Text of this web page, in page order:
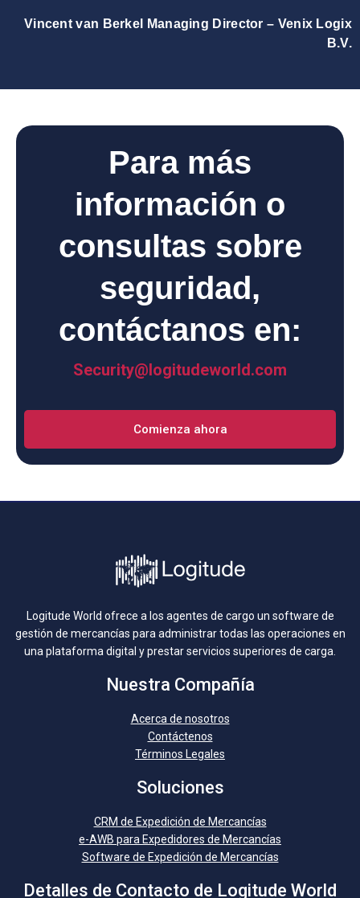
Vincent van Berkel
Managing Director – Venix Logix
B.V.
Para más
información o
consultas sobre
seguridad,
contáctanos en:
Security@logitudeworld.com
Comienza ahora
Logitude World ofrece a los agentes de cargo un software de
gestión de mercancías para administrar todas las operaciones en
una plataforma digital y prestar servicios superiores de carga.
Nuestra Compañía
Acerca de nosotros
Contáctenos
Términos Legales
Soluciones
CRM de Expedición de Mercancías
e-AWB para Expedidores de Mercancías
Software de Expedición de Mercancías
Detalles de Contacto de Logitude World